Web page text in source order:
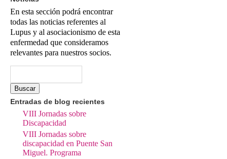
En esta sección podrá encontrar
todas las noticias referentes al
Lupus y al asociacionismo de esta
enfermedad que consideramos
relevantes para nuestros socios.
búsqueda
Entradas de blog recientes
VIII Jornadas sobre
Discapacidad
VIII Jornadas sobre
discapacidad en Puente San
Miguel. Programa